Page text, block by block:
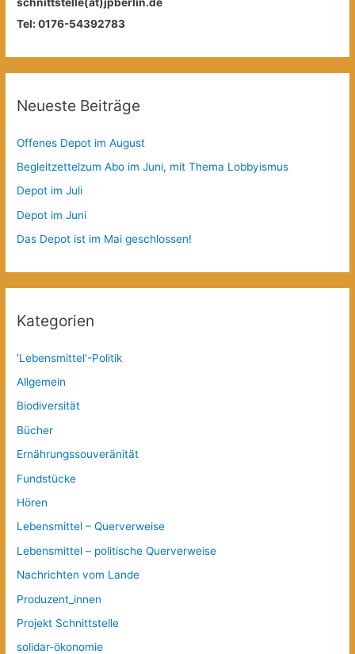
Tel: 0176-54392783
Neueste Beiträge
Offenes Depot im August
Begleitzettelzum Abo im Juni, mit Thema Lobbyismus
Depot im Juli
Depot im Juni
Das Depot ist im Mai geschlossen!
Kategorien
'Lebensmittel'-Politik
Allgemein
Biodiversität
Bücher
Ernährungssouveränität
Fundstücke
Hören
Lebensmittel – Querverweise
Lebensmittel – politische Querverweise
Nachrichten vom Lande
Produzent_innen
Projekt Schnittstelle
solidar-ökonomie